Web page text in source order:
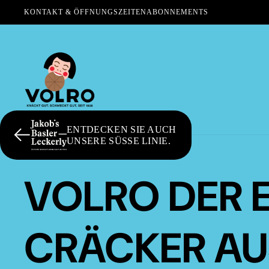
KONTAKT & ÖFFNUNGSZEITENABONNEMENTS
ENTDECKEN SIE AUCH
UNSERE SÜSSE LINIE.
VOLRO DER
CRÄCKER